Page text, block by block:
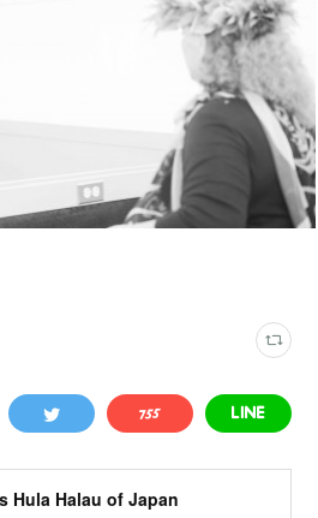
Hula Halau of Japan